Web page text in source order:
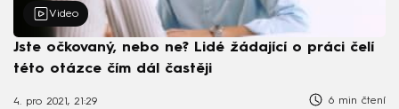
Video
Jste očkovaný, nebo ne? Lidé žádající o práci čelí
této otázce čím dál častěji
4. pro 2021, 21:29 6 min čtení